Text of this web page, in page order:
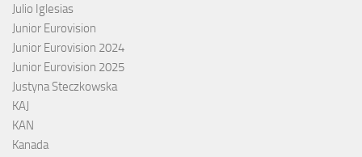
Julio Iglesias
Junior Eurovision
Junior Eurovision 2024
Junior Eurovision 2025
Justyna Steczkowska
KAJ
KAN
Kanada